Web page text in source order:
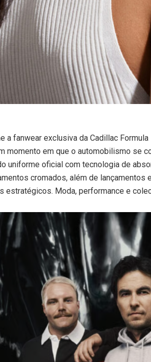
a fanwear exclusiva da Cadillac
momento em que o automobilismo se
uniforme oficial com tecnologia de
cromados, além de lançamentos
estratégicos. Moda, performance e